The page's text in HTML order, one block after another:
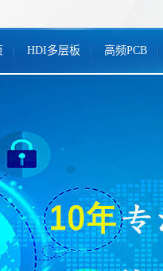
HDI多层板 高频PCB